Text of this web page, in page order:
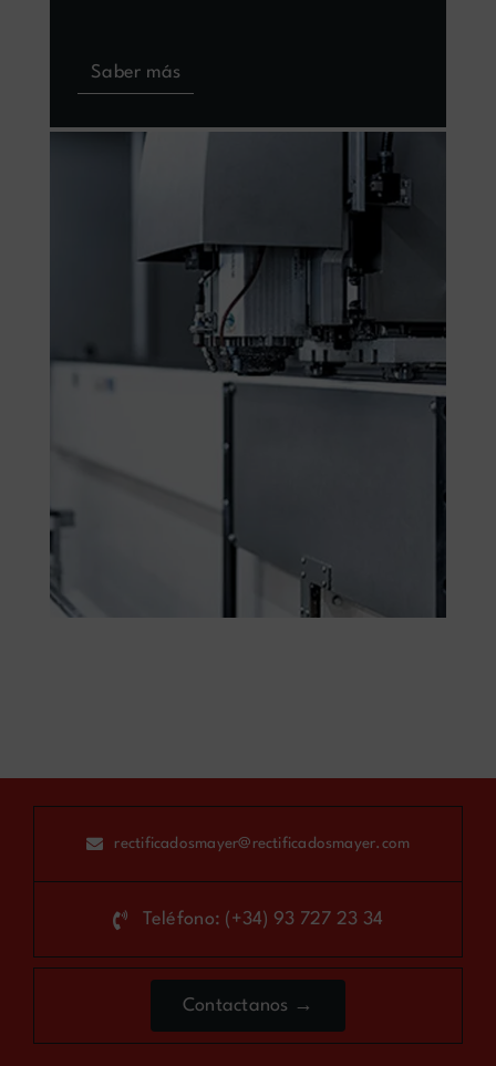
Saber más
rectificadosmayer@rectificadosmayer.com
Teléfono: (+34) 93 727 23 34
Contactanos →